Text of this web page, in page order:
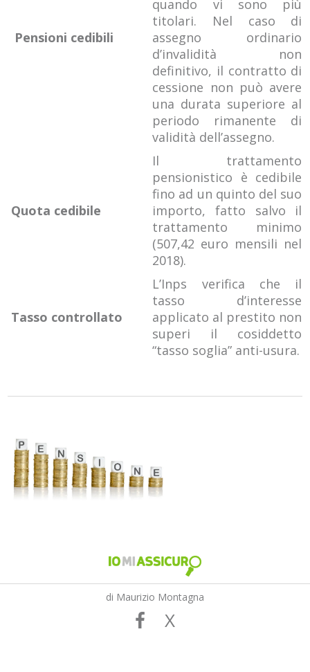
Pensioni cedibili
quando vi sono più
titolari. Nel caso di
assegno ordinario
d’invalidità non
definitivo, il contratto di
cessione non può avere
una durata superiore al
periodo rimanente di
validità dell’assegno.
Quota cedibile
Il trattamento
pensionistico è cedibile
fino ad un quinto del suo
importo, fatto salvo il
trattamento minimo
(507,42 euro mensili nel
2018).
Tasso controllato
L’Inps verifica che il
tasso d’interesse
applicato al prestito non
superi il cosiddetto
“tasso soglia” anti-usura.
di Maurizio Montagna
X